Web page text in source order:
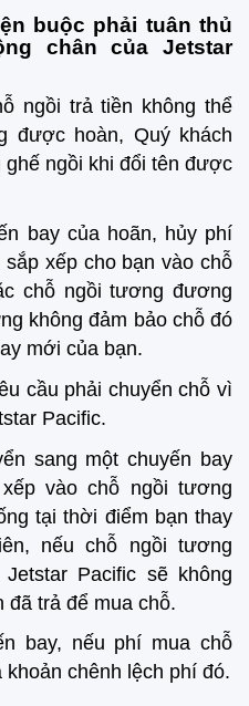
buộc phải tuân thủ
chân của Jetstar
ngồi trả tiền không thể
được hoàn, Quý khách
ngồi khi đổi tên được
bay của hoãn, hủy phí
xếp cho bạn vào chỗ
chỗ ngồi tương đương
không đảm bảo chỗ đó
mới của bạn.
cầu phải chuyển chỗ vì
Pacific.
sang một chuyến bay
vào chỗ ngồi tương
tại thời điểm bạn thay
nếu chỗ ngồi tương
Pacific sẽ không
đã trả để mua chỗ.
bay, nếu phí mua chỗ
chênh lệch phí đó.